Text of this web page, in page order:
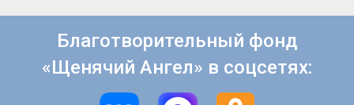
Благотворительный фонд
«Щенячий Ангел» в соцсетях: